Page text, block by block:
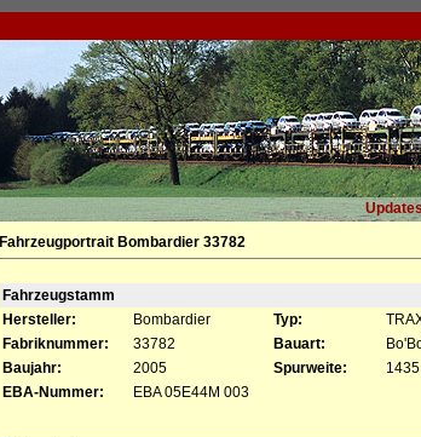
Fahrzeugportrait Bombardier 33782
Fahrzeugstamm
Hersteller:
Bombardier Typ:
Fabriknummer:
33782 Bauart:
Baujahr:
2005 Spurweite:
EBA-Nummer:
EBA 05E44M 003